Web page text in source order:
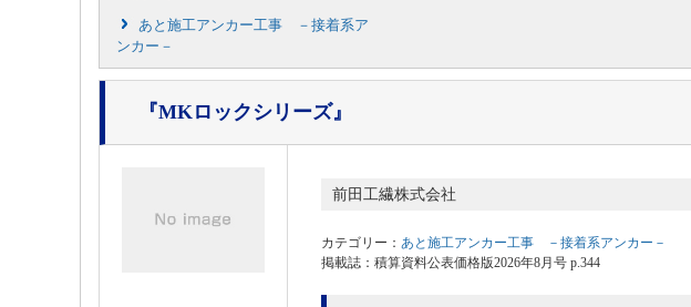
あと施工アンカー工事 －接着系ア
ンカー－
『MKロックシリーズ』
前田工繊株式会社
カテゴリー：あと施工アンカー工事 －接着系アンカー－
掲載誌：積算資料公表価格版2026年8月号 p.344